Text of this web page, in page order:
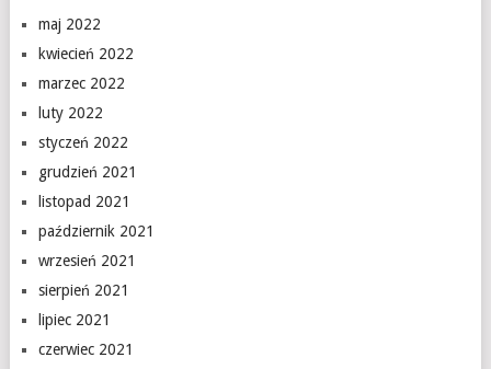
maj 2022
kwiecień 2022
marzec 2022
luty 2022
styczeń 2022
grudzień 2021
listopad 2021
październik 2021
wrzesień 2021
sierpień 2021
lipiec 2021
czerwiec 2021